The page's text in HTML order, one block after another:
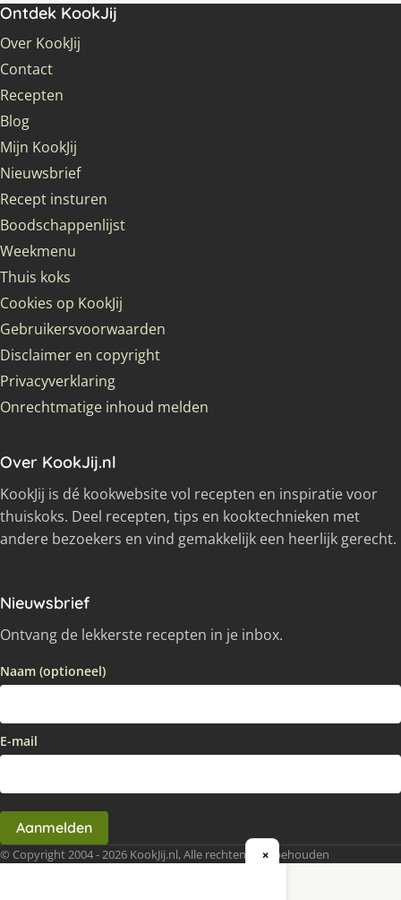
Ontdek KookJij
Over KookJij
Contact
Recepten
Blog
Mijn KookJij
Nieuwsbrief
Recept insturen
Boodschappenlijst
Weekmenu
Thuis koks
Cookies op KookJij
Gebruikersvoorwaarden
Disclaimer en copyright
Privacyverklaring
Onrechtmatige inhoud melden
Over KookJij.nl
KookJij is dé kookwebsite vol recepten en inspiratie voor
thuiskoks. Deel recepten, tips en kooktechnieken met
andere bezoekers en vind gemakkelijk een heerlijk gerecht.
Nieuwsbrief
Ontvang de lekkerste recepten in je inbox.
Naam (optioneel)
E-mail
Aanmelden
© Copyright 2004 - 2026 KookJij.nl, Alle rechten voorbehouden
×